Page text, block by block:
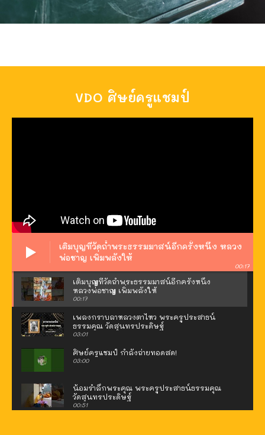
VDO ศิษย์ครูแชมป์
เติมบุญที่วัดถ้ำพระธรรมมาสน์อีกครั้งหนึ่ง หลวง
พ่อชาญ เพิ่มพลังให้
00:17
เติมบุญที่วัดถ้ำพระธรรมมาสน์อีกครั้งหนึ่ง
หลวงพ่อชาญ เพิ่มพลังให้
00:17
เพลงกราบลาหลวงตาไหว พระครูประสาธน์
ธรรมคุณ วัดสุนทรประดิษฐ์
03:01
ศิษย์ครูแชมป์ กำลังถ่ายทอดสด!
03:00
น้อมรำลึกพระคุณ พระครูประสาธน์ธรรมคุณ
วัดสุนทรประดิษฐ์
00:51